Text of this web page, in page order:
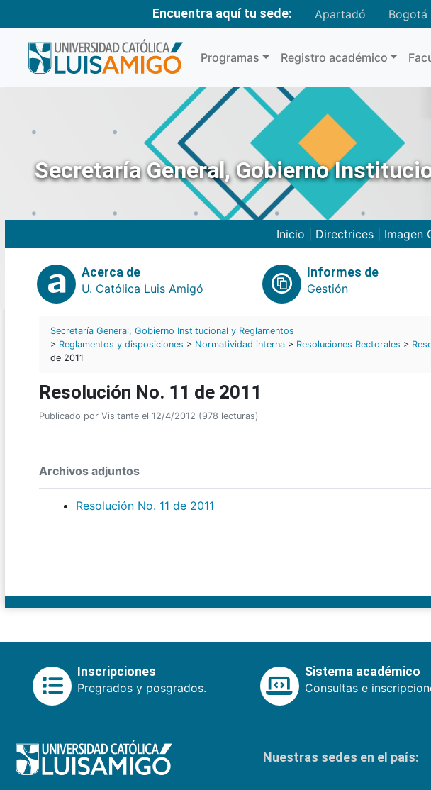
Encuentra aquí tu sede: Apartadó Bogotá
Programas Registro académico
Secretaría General, Gobierno
Inicio Directrices Imagen
Acerca de
U. Católica Luis Amigó
Informes de
Gestión
Secretaría General, Gobierno Institucional y Reglamentos
> Reglamentos y disposiciones > Normatividad interna > Resoluciones Rectorales >
de 2011
Resolución No. 11 de 2011
Publicado por Visitante el 12/4/2012 (978 lecturas)
Archivos adjuntos
Resolución No. 11 de 2011
Inscripciones
Pregrados y posgrados.
Sistema académico
Consultas e
Nuestras sedes en el país: